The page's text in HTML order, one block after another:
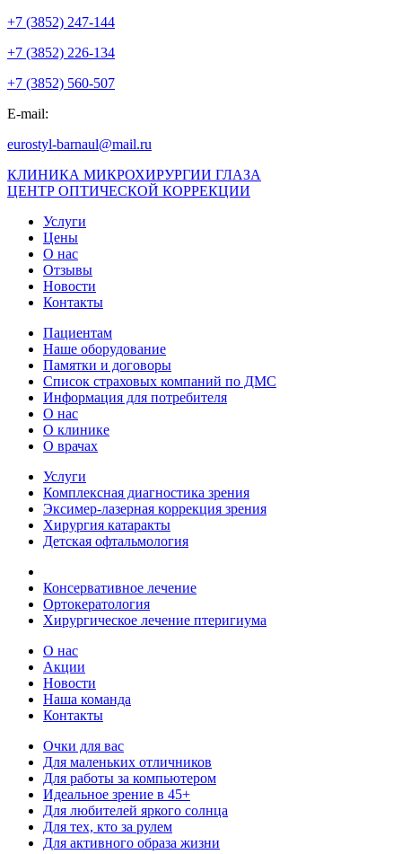
+7 (3852) 247-144
+7 (3852) 226-134
+7 (3852) 560-507
E-mail:
eurostyl-barnaul@mail.ru
КЛИНИКА МИКРОХИРУРГИИ ГЛАЗА
ЦЕНТР ОПТИЧЕСКОЙ КОРРЕКЦИИ
Услуги
Цены
О нас
Отзывы
Новости
Контакты
Пациентам
Наше оборудование
Памятки и договоры
Список страховых компаний по ДМС
Информация для потребителя
О нас
О клинике
О врачах
Услуги
Комплексная диагностика зрения
Эксимер-лазерная коррекция зрения
Хирургия катаракты
Детская офтальмология
Консервативное лечение
Ортокератология
Хирургическое лечение птеригиума
О нас
Акции
Новости
Наша команда
Контакты
Очки для вас
Для маленьких отличников
Для работы за компьютером
Идеальное зрение в 45+
Для любителей яркого солнца
Для тех, кто за рулем
Для активного образа жизни